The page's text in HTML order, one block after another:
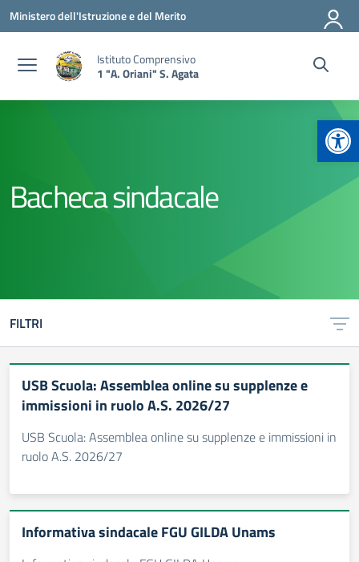
Vai ai contenuti
Vai al menu di navigazione
Vai al footer
Ministero dell'Istruzione e del Merito
Istituto Comprensivo
1 "A. Oriani" S. Agata
Bacheca sindacale
FILTRI
USB Scuola: Assemblea online su supplenze e
immissioni in ruolo A.S. 2026/27
USB Scuola: Assemblea online su supplenze e immissioni in
ruolo A.S. 2026/27
Informativa sindacale FGU GILDA Unams